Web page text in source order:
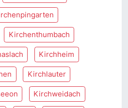
Kirchenthumbach
Kirchheim
Kirchlauter
Kirchweidach